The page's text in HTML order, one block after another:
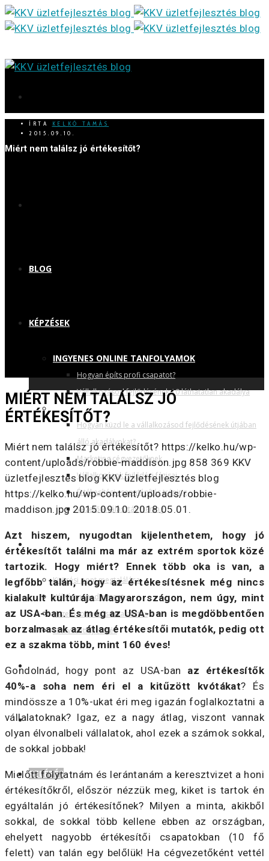
BLOG
KÉPZÉSEK
INGYENES ONLINE TANFOLYAMOK
Hogyan építs profi csapatot?
Vállalkozásod fejlődésének 10 láthatatlan akadálya
TRÉNINGEK, ELŐADÁSOK
Hogyan küzd le a vállalkozásod fejlődésének útjában
álló akadályokat?
Marketing cégvezetőknek
Vállalkozások fejlődési fázisai
Értékesítési csapatépítés tréning
Vezető kiválasztás tréning
SZOLGÁLTATÁSOK
Kitörési pont megtalálása
Válságmenedzsment
Vezető toborzás-kivalasztás
Szervezetfejlesztés
RÓLAM
KAPCSOLAT
BELÉPÉS
ÍRTA
KELKÓ TAMÁS
2015.09.10.
Miért nem találsz jó értékesítőt?
MIÉRT NEM TALÁLSZ JÓ
ÉRTÉKESÍTŐT?
Miért nem találsz jó értékesítőt? https://kelko.hu/wp-
content/uploads/robbie-maddison.jpg 858 369 KKV
üzletfejlesztés blog KKV üzletfejlesztés blog
https://kelko.hu/wp-content/uploads/robbie-
maddison.jpg 2015.09.10. 2018.05.01.
Azt hiszem, nyugodtan kijelenthetem, hogy jó
értékesítőt találni ma már az extrém sportok közé
tartozik. Hogy miért? Ennek több oka is van, a
legfőbb talán, hogy az értékesítésnek még nincs
kialakult kultúrája Magyarországon, nem úgy, mint
az USA-ban. És még az USA-ban is megdöbbentően
borzalmasak az átlag értékesítői mutatók, pedig ott
ez a szakma több, mint 160 éves!
Gondolnád, hogy pont az USA-ban az értékesítők
40%-a soha nem éri el a kitűzött kvótákat? És
mindössze a 10%-ukat éri meg igazán foglalkoztatni a
vállalatoknak? Igaz, ez a nagy átlag, viszont vannak
olyan élvonalbeli vállalatok, ahol ezek a számok sokkal,
de sokkal jobbak!
Mielőtt folytatnám és lerántanám a keresztvizet a honi
értékesítőkről, először nézzük meg, kiket is tartok én
egyáltalán jó értékesítőnek? Milyen a minta, akikből
sokkal, de sokkal több kellene ebben az országban,
ehelyett nagyobb értékesítői csapatokban (10 fő
felett) van talán egy belőlük! Ha cégvezetőként vettél